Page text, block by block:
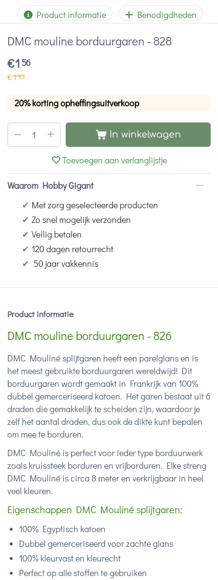
Product informatie Benodigdheden
DMC mouline borduurgaren - 828
€1 56
€195
20% korting opheffingsuitverkoop
+
− In winkelwagen
Toevoegen aan verlanglijstje
Waarom Hobby Gigant
✔ Met zorg geselecteerde producten
✔ Zo snel mogelijk verzonden
✔ Veilig betalen
✔ 120 dagen retourrecht
✔ 50 jaar vakkennis
Product informatie
DMC mouline borduurgaren - 826
DMC Mouliné splijtgaren heeft een parelglans en is
het meest gebruikte borduurgaren wereldwijd! Dit
borduurgaren wordt gemaakt in Frankrijk van 100%
dubbel gemerceriseerd katoen. Het garen bestaat uit 6
draden die gemakkelijk te scheiden zijn, waardoor je
zelf het aantal draden, dus ook de dikte kunt bepalen
om mee te borduren.
DMC Mouliné is perfect voor ieder type borduurwerk
zoals kruissteek borduren en vrijborduren. Elke streng
DMC Mouliné is circa 8 meter en verkrijgbaar in heel
veel kleuren.
Eigenschappen DMC Mouliné splijtgaren:
100% Egyptisch katoen
Dubbel gemerceriseerd voor zachte glans
100% kleurvast en kleurecht
Perfect op alle stoffen te gebruiken